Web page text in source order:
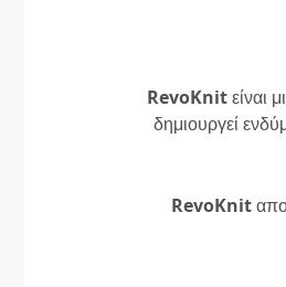
RevoKnitείναι
δημιουργεί
RevoKnit